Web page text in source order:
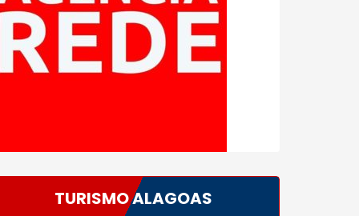
TURISMO ALAGOAS